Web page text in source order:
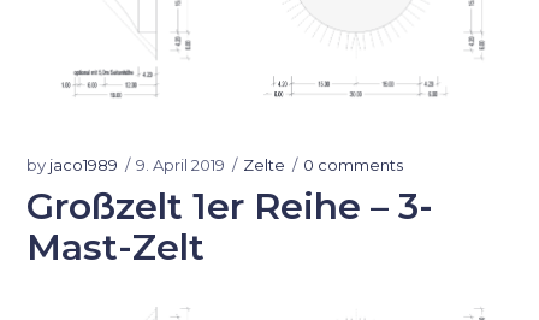
by jaco1989 9. April 2019 Zelte 0 comments
Großzelt 1er Reihe – 3-
Mast-Zelt